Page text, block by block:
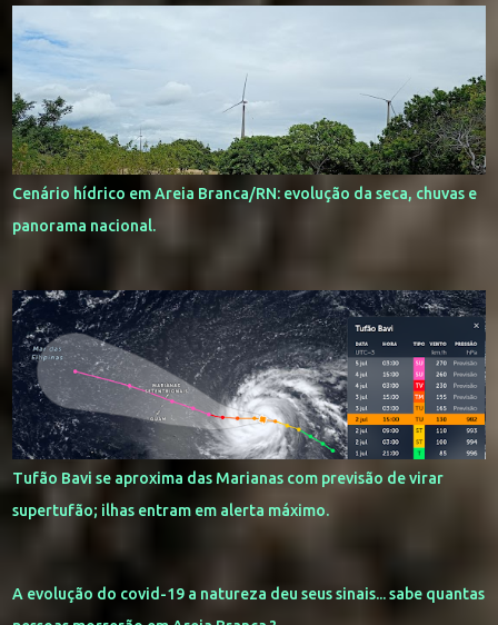
Cenário hídrico em Areia Branca/RN: evolução da seca, chuvas e
panorama nacional.
Tufão Bavi se aproxima das Marianas com previsão de virar
supertufão; ilhas entram em alerta máximo.
A evolução do covid-19 a natureza deu seus sinais... sabe quantas